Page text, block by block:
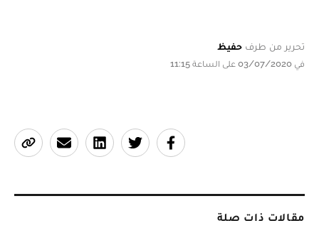
تحرير من طرف حفيظ
في 03/07/2020 على الساعة 11:15
مقالات ذات صلة